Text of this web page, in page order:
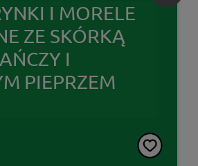
I MORELE
ZE SKÓRKĄ
I
PIEPRZEM